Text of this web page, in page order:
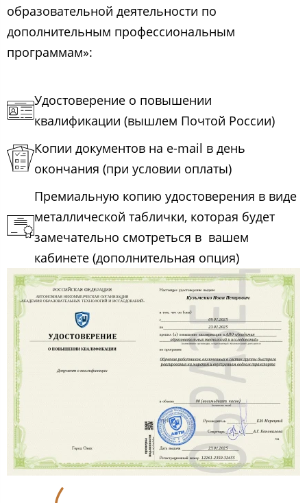
образовательной деятельности по
дополнительным профессиональным
программам»:
Удостоверение о повышении
квалификации (вышлем Почтой России)
Копии документов на e-mail в день
окончания (при условии оплаты)
Премиальную копию удостоверения в виде
металлической таблички, которая будет
замечательно смотреться в вашем
кабинете (дополнительная опция)